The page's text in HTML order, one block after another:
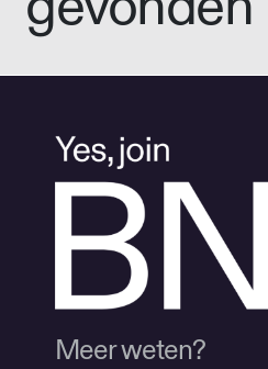
Meer weten?